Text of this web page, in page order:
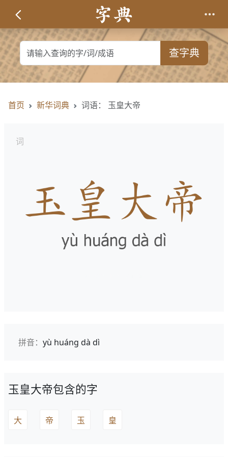
查字典
首页 新华词典 词语： 玉皇大帝
词
拼音： yù huáng dà dì
玉皇大帝包含的字
大 帝 玉 皇